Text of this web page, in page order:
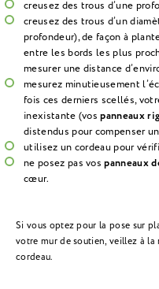
creusez des trous d’une
creusez des trous d’un
profondeur), de façon à
entre les bords les plus
mesurer une distance
mesurez minutieusement
fois ces derniers scellés,
inexistante (vospanneaux
distendus pour compenser
utilisez un cordeau pour
ne posez pas vospanneaux
cœur.
Si vous optez pour la pose sur
votre mur de soutien, veillez à la
cordeau.